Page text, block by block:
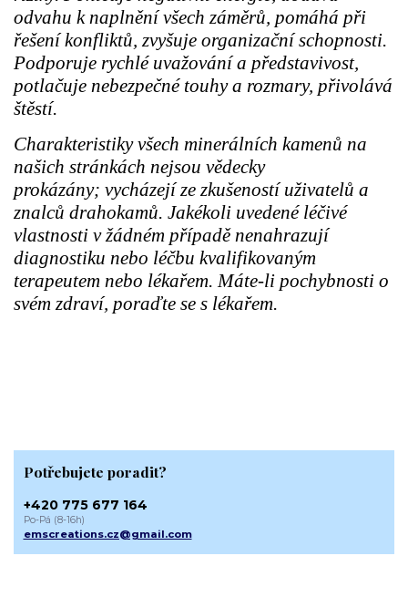
odvahu k naplnění všech záměrů, pomáhá při
řešení konfliktů, zvyšuje organizační schopnosti.
Podporuje rychlé uvažování a představivost,
potlačuje nebezpečné touhy a rozmary, přivolává
štěstí.
Charakteristiky všech minerálních kamenů na
našich stránkách nejsou vědecky
prokázány; vycházejí ze zkušeností uživatelů a
znalců drahokamů. Jakékoli uvedené léčivé
vlastnosti v žádném případě nenahrazují
diagnostiku nebo léčbu kvalifikovaným
terapeutem nebo lékařem. Máte-li pochybnosti o
svém zdraví, poraďte se s lékařem.
Potřebujete poradit?
+420 775 677 164
Po-Pá (8-16h)
emscreations.cz@gmail.com